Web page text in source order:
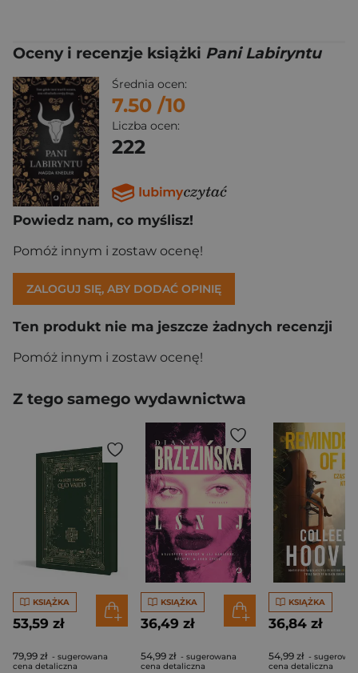
Oceny i recenzje książki Pani Labiryntu
Średnia ocen:
7.50 /10
Liczba ocen:
222
Powiedz nam, co myślisz!
Pomóż innym i zostaw ocenę!
ZALOGUJ SIĘ, ABY DODAĆ OPINIĘ
Ten produkt nie ma jeszcze żadnych recenzji
Pomóż innym i zostaw ocenę!
Z tego samego wydawnictwa
KSIĄŻKA
53,59 zł
79,99 zł - sugerowana
cena detaliczna
KSIĄŻKA
36,49 zł
54,99 zł - sugerowana
cena detaliczna
KSIĄŻKA
36,84 zł
54,99 zł -
cena detaliczna